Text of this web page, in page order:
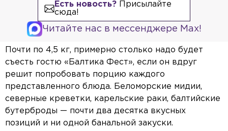
Есть новость?Присылайте
сюда!
Читайте нас в мессенджере Max!
Почти по 4,5 кг, примерно столько надо будет
съесть гостю «Балтика Фест», если он вдруг
решит попробовать порцию каждого
представленного блюда. Беломорские мидии,
северные креветки, карельские раки, балтийские
бутерброды — почти два десятка вкусных
позиций и ни одной банальной закуски.